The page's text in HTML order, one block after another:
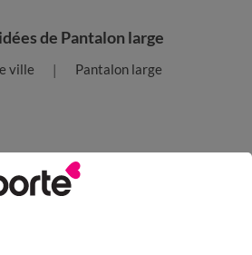
de Pantalon large
ville Pantalon large
en plusieurs fois